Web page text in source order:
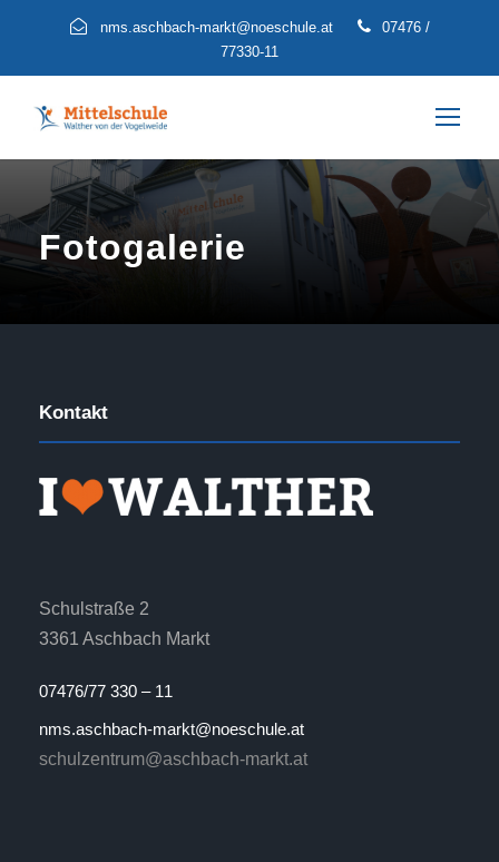
nms.aschbach-markt@noeschule.at
07476 /
77330-11
Fotogalerie
Kontakt
Schulstraße 2
3361 Aschbach Markt
07476/77 330 – 11
nms.aschbach-markt@noeschule.at
schulzentrum@aschbach-markt.at